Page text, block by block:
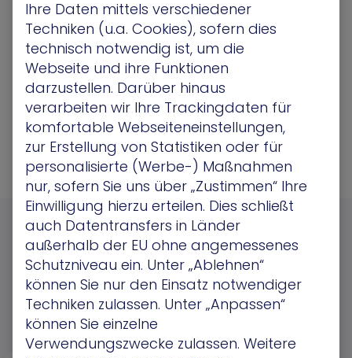
Simulation von
Sicherheitsverletzungen und Angriffen
Identifizieren Sie alle verborgenen Angriffspfade
und schützen Sie kritische
Unternehmensressourcen. Alles in Echtzeit.
Mehr lesen
Ressourcen
Weitere Informationen
Ihre Daten mittels verschiedener
Techniken (u.a. Cookies), sofern dies
technisch notwendig ist, um die
Webseite und ihre Funktionen
darzustellen. Darüber hinaus
verarbeiten wir Ihre Trackingdaten für
komfortable Webseiteneinstellungen,
zur Erstellung von Statistiken oder für
personalisierte (Werbe-) Maßnahmen
nur, sofern Sie uns über „Zustimmen“ Ihre
Einwilligung hierzu erteilen. Dies schließt
auch Datentransfers in Länder
außerhalb der EU ohne angemessenes
Schutzniveau ein. Unter „Ablehnen“
können Sie nur den Einsatz notwendiger
Techniken zulassen. Unter „Anpassen“
können Sie einzelne
Verwendungszwecke zulassen. Weitere